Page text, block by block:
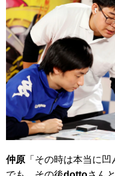
仲原 「その時は本当に